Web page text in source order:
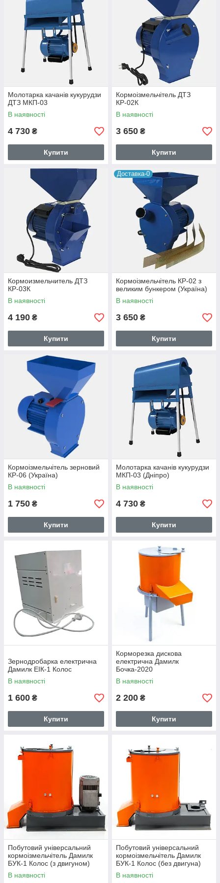
Молотарка качанів кукурудзи
ДТЗ МКП-03
В наявності
4 730 ₴
Купити
Кормоізмельчітель ДТЗ
КР-02К
В наявності
3 650 ₴
Купити
Кормоизмельчитель ДТЗ
КР-03К
В наявності
4 190 ₴
Купити
Доставка-0
Кормоізмельчітель КР-02 з
великим бункером (Україна)
В наявності
3 650 ₴
Купити
Кормоізмельчітель зерновий
КР-06 (Україна)
В наявності
1 750 ₴
Купити
Молотарка качанів кукурудзи
МКП-03 (Дніпро)
В наявності
4 730 ₴
Купити
Зернодробарка електрична
Дамилк ЕІК-1 Колос
В наявності
1 600 ₴
Купити
Корморезка дискова
електрична Дамилк
Бочка-2020
В наявності
2 200 ₴
Купити
Побутовий універсальний
кормоізмельчітель Дамилк
БУК-1 Колос (з двигуном)
В наявності
Побутовий універсальний
кормоізмельчітель Дамилк
БУК-1 Колос (без двигуна)
В наявності